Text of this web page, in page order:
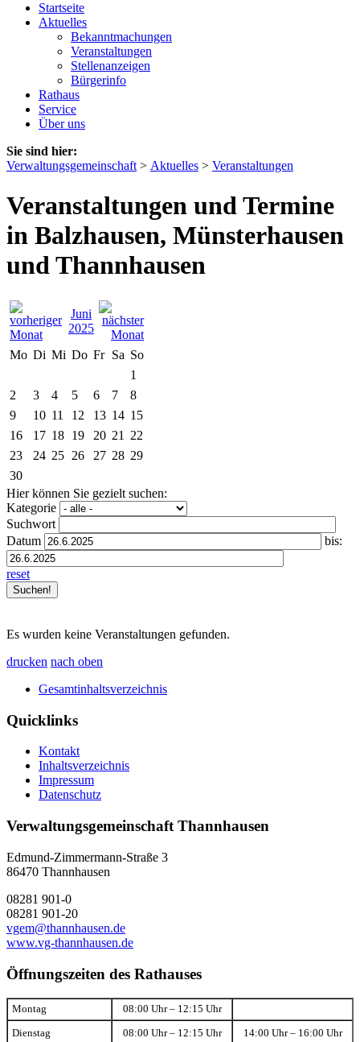
Startseite
Aktuelles
Bekanntmachungen
Veranstaltungen
Stellenanzeigen
Bürgerinfo
Rathaus
Service
Über uns
Sie sind hier:
Verwaltungsgemeinschaft > Aktuelles > Veranstaltungen
Veranstaltungen und Termine
in Balzhausen, Münsterhausen
und Thannhausen
Juni
2025
Mo Di Mi Do Fr Sa So
1
2
3 4 5 6 7
8
9
10 11 12 13 14 15
16
17 18 19 20 21
22
23
24 25 26 27 28 29
30
Hier können Sie gezielt suchen:
Kategorie
Suchwort
Datum
bis:
reset
Es wurden keine Veranstaltungen gefunden.
drucken nach oben
Gesamtinhaltsverzeichnis
Quicklinks
Kontakt
Inhaltsverzeichnis
Impressum
Datenschutz
Verwaltungsgemeinschaft Thannhausen
Edmund-Zimmermann-Straße 3
86470 Thannhausen
08281 901-0
08281 901-20
vgem@thannhausen.de
www.vg-thannhausen.de
Öffnungszeiten des Rathauses
Montag 08:00 Uhr – 12:15 Uhr
Dienstag 08:00 Uhr – 12:15 Uhr 14:00 Uhr – 16:00 Uhr